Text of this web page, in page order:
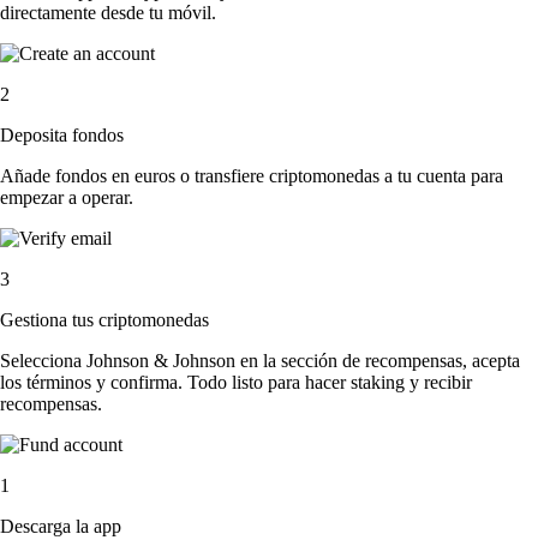
directamente desde tu móvil.
2
Deposita fondos
Añade fondos en euros o transfiere criptomonedas a tu cuenta para
empezar a operar.
3
Gestiona tus criptomonedas
Selecciona Johnson & Johnson en la sección de recompensas, acepta
los términos y confirma. Todo listo para hacer staking y recibir
recompensas.
1
Descarga la app